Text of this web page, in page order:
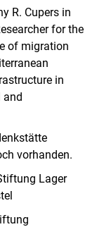
R. Cupers in
for the
of migration
in
and
vorhanden.
Lager